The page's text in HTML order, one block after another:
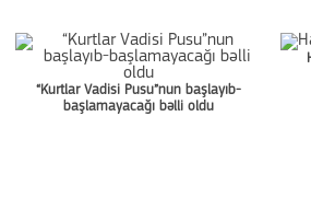
“Kurtlar Vadisi Pusu”nun başlayıb-
başlamayacağı bəlli oldu